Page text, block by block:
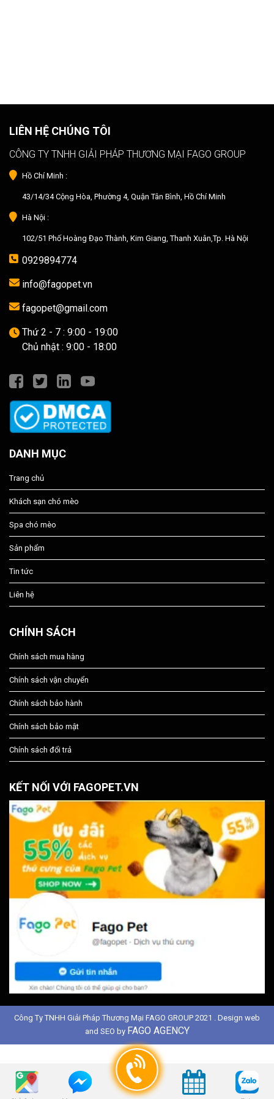
LIÊN HỆ CHÚNG TÔI
CÔNG TY TNHH GIẢI PHÁP THƯƠNG MẠI FAGO GROUP
Hồ Chí Minh :
43/14/34 Cộng Hòa, Phường 4, Quận Tân Bình, Hồ Chí Minh
Hà Nội :
102/51 Phố Hoàng Đạo Thành, Kim Giang, Thanh Xuân,Tp. Hà Nội
0929894774
info@fagopet.vn
fagopet@gmail.com
Thứ 2 - 7 : 9:00 - 19:00
Chủ nhật : 9:00 - 18:00
DANH MỤC
Trang chủ
Khách sạn chó mèo
Spa chó mèo
Sản phẩm
Tin tức
Liên hệ
CHÍNH SÁCH
Chính sách mua hàng
Chính sách vận chuyển
Chính sách bảo hành
Chính sách bảo mật
Chính sách đổi trả
KẾT NỐI VỚI FAGOPET.VN
Công Ty TNHH Giải Pháp Thương Mại FAGO GROUP 2021 . Design web
and SEO by FAGO AGENCY